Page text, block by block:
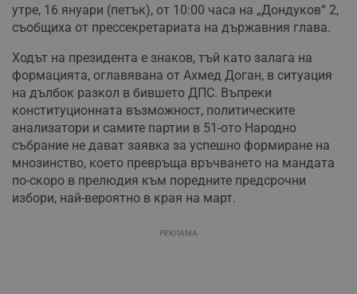
утре, 16 януари (петък), от 10:00 часа на „Дондуков“ 2,
съобщиха от прессекретариата на държавния глава.
Ходът на президента е знаков, тъй като залага на
формацията, оглавявана от Ахмед Доган, в ситуация
на дълбок разкол в бившето ДПС. Въпреки
конституционната възможност, политическите
анализатори и самите партии в 51-ото Народно
събрание не дават заявка за успешно формиране на
мнозинство, което превръща връчването на мандата
по-скоро в прелюдия към поредните предсрочни
избори, най-вероятно в края на март.
РЕКЛАМА